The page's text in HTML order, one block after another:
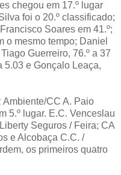
chegou em 17.º lugar
foi o 20.º classificado;
Soares em 41.º;
o mesmo tempo; Daniel
Guerreiro, 76.º a 37
5.03 e Gonçalo Leaça,
Ambiente/CC A. Paio
5.º lugar. E.C. Venceslau
Seguros / Feira; CA
e Alcobaça C.C. /
os primeiros quatro